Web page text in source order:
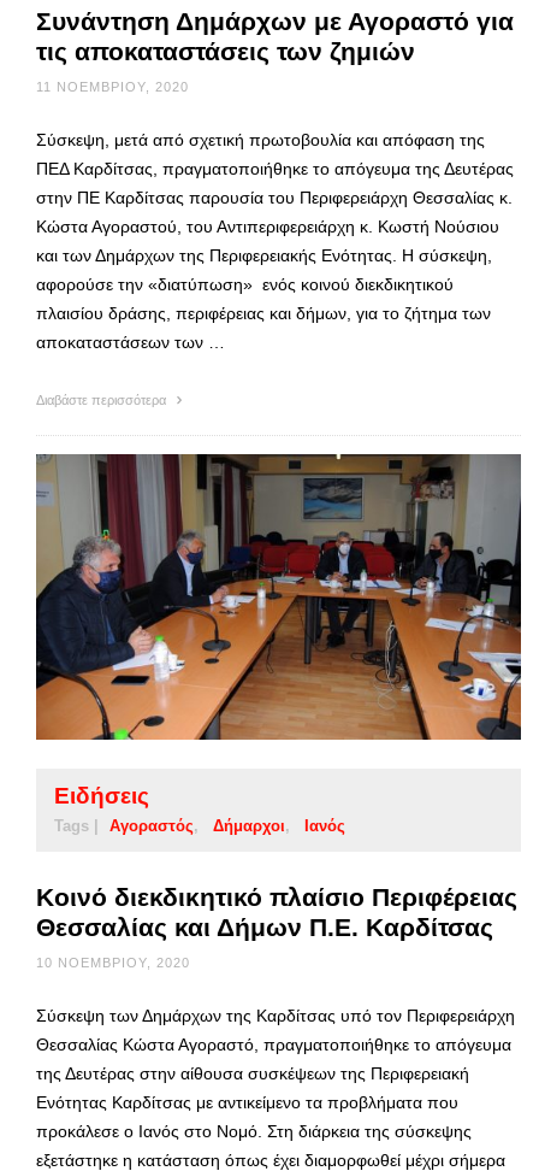
Συνάντηση Δημάρχων με Αγοραστό για
τις αποκαταστάσεις των ζημιών
11 ΝΟΕΜΒΡΊΟΥ, 2020
Σύσκεψη, μετά από σχετική πρωτοβουλία και απόφαση της
ΠΕΔ Καρδίτσας, πραγματοποιήθηκε το απόγευμα της Δευτέρας
στην ΠΕ Καρδίτσας παρουσία του Περιφερειάρχη Θεσσαλίας κ.
Κώστα Αγοραστού, του Αντιπεριφερειάρχη κ. Κωστή Νούσιου
και των Δημάρχων της Περιφερειακής Ενότητας. Η σύσκεψη,
αφορούσε την «διατύπωση» ενός κοινού διεκδικητικού
πλαισίου δράσης, περιφέρειας και δήμων, για το ζήτημα των
αποκαταστάσεων των …
Διαβάστε περισσότερα
Ειδήσεις
Tags | Αγοραστός Δήμαρχοι Ιανός
Κοινό διεκδικητικό πλαίσιο Περιφέρειας
Θεσσαλίας και Δήμων Π.Ε. Καρδίτσας
10 ΝΟΕΜΒΡΊΟΥ, 2020
Σύσκεψη των Δημάρχων της Καρδίτσας υπό τον Περιφερειάρχη
Θεσσαλίας Κώστα Αγοραστό, πραγματοποιήθηκε το απόγευμα
της Δευτέρας στην αίθουσα συσκέψεων της Περιφερειακή
Ενότητας Καρδίτσας με αντικείμενο τα προβλήματα που
προκάλεσε ο Ιανός στο Νομό. Στη διάρκεια της σύσκεψης
εξετάστηκε η κατάσταση όπως έχει διαμορφωθεί μέχρι σήμερα